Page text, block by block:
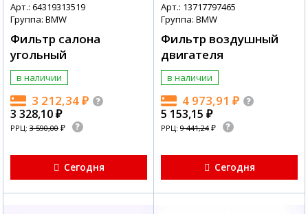
Арт.: 64319313519
Группа: BMW
Фильтр салона
угольный
в наличии
3 212,34₽
3 328,10₽
РРЦ: 3 590,00 ₽
Сегодня
Арт.: 13717797465
Группа: BMW
Фильтр воздушный
двигателя
в наличии
4 973,91 ₽
5 153,15 ₽
РРЦ: 9 441,24₽
Сегодня